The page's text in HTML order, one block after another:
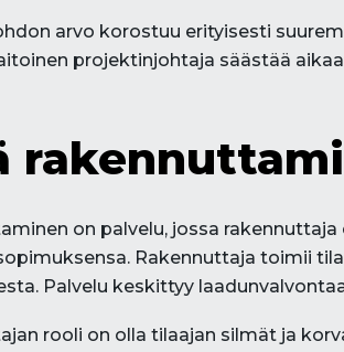
arvo korostuu erityisesti
projektinjohtaja säästää
on palvelu, jossa
Rakennuttaja toimii
Palvelu keskittyy
rooli on olla tilaajan silmät ja